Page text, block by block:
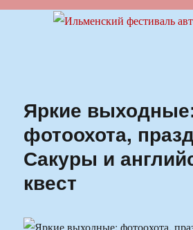
Ильменский
Яркие
фотоохота,
Сакуры и
квест